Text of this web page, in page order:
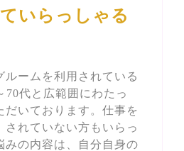
いらっしゃる
ルームを利用されている
70代と広範囲にわたっ
だいております。仕事を
されていない方もいらっ
みの内容は、自分自身の